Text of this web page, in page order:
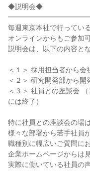
◆説明会◆
毎週東京本社で行ってい
オンラインからもご参加
説明会は、以下の内容と
＜１＞ 採用担当者から会
＜２＞ 研究開発部から開
＜３＞ 社員との座談会
には終了）
特に社員との座談会の場は
様々な部署から若手社員
職種別に幅広いご質問に
企業ホームページからは
実際に働いている社員の声